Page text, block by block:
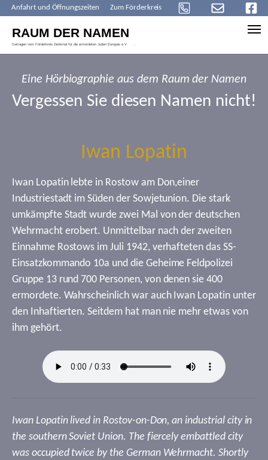
Anfahrt und Öffnungszeiten Zum Förderkreis
Eine Hörbiographie aus dem Raum der Namen
Vergessen Sie diesen Namen nicht!
Iwan Lopatin
Iwan Lopatin lebte in Rostow am Don,einer
Industriestadt im Süden der Sowjetunion. Die stark
umkämpfte Stadt wurde zwei Mal von der deutschen
Wehrmacht erobert. Unmittelbar nach der zweiten
Einnahme Rostows im Juli 1942, verhafteten das SS-
Einsatzkommando 10a und die Geheime Feldpolizei
Gruppe 13 rund 700 Personen, von denen sie 400
ermordete. Wahrscheinlich war auch Iwan Lopatin unter
den Inhaftierten. Seitdem hat man nie mehr etwas von
ihm gehört.
Iwan Lopatin lived in Rostov-on-Don, an industrial city in
the southern Soviet Union. The fiercely embattled city
was occupied twice by the German Wehrmacht. Shortly